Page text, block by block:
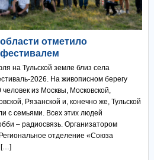
отметило
на Тульской земле близ села
2026. На живописном берегу
из Москвы, Московской,
Рязанской и, конечно же, Тульской
с семьями. Всех этих людей
– радиосвязь. Организатором
отделение «Союза
[…]